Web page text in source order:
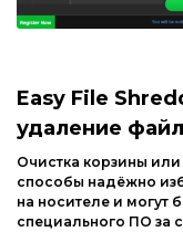
Интернет и сеть
Мультимедиа
Образование
Другие ОС
Драйвера
Easy File
удаление
Очистка корзины или
способы надёжно
на носителе и могут
специального ПО за